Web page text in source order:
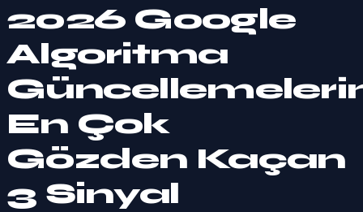
2026 Google
Algoritma
En Çok
Gözden Kaçan
3 Sinyal